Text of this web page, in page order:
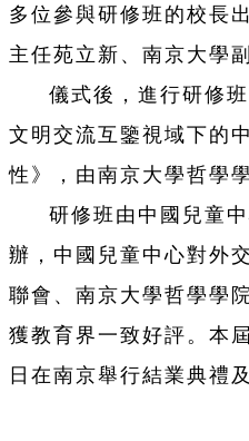
多位參與研修班的校長
主任苑立新、南京大學
儀式後，進行研修
文明交流互鑒視域下的
性》，由南京大學哲學
研修班由中國兒童
辦，中國兒童中心對外
聯會、南京大學哲學學
獲教育界一致好評。本
日在南京舉行結業典禮